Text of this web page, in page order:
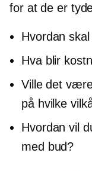
for at de er
Hvordan
Hva blir
Ville det
på hvilke
Hvordan vil
med bud?